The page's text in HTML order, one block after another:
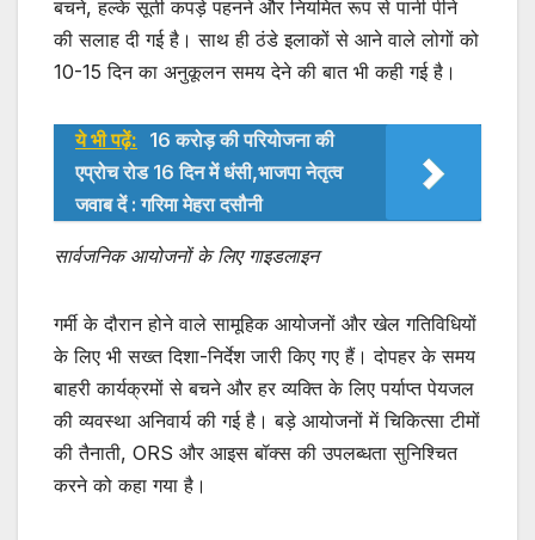
बचने, हल्के सूती कपड़े पहनने और नियमित रूप से पानी पीने
की सलाह दी गई है। साथ ही ठंडे इलाकों से आने वाले लोगों को
10-15 दिन का अनुकूलन समय देने की बात भी कही गई है।
ये भी पढ़ें: 16 करोड़ की परियोजना की
एप्रोच रोड 16 दिन में धंसी,भाजपा नेतृत्व
जवाब दें : गरिमा मेहरा दसौनी
सार्वजनिक आयोजनों के लिए गाइडलाइन
गर्मी के दौरान होने वाले सामूहिक आयोजनों और खेल गतिविधियों
के लिए भी सख्त दिशा-निर्देश जारी किए गए हैं। दोपहर के समय
बाहरी कार्यक्रमों से बचने और हर व्यक्ति के लिए पर्याप्त पेयजल
की व्यवस्था अनिवार्य की गई है। बड़े आयोजनों में चिकित्सा टीमों
की तैनाती, ORS और आइस बॉक्स की उपलब्धता सुनिश्चित
करने को कहा गया है।